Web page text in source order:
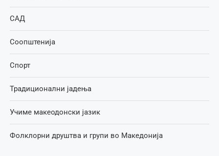
САД
Соопштенија
Спорт
Традиционални јадења
Учиме макеодонски јазик
Фолклорни друштва и групи во Македонија